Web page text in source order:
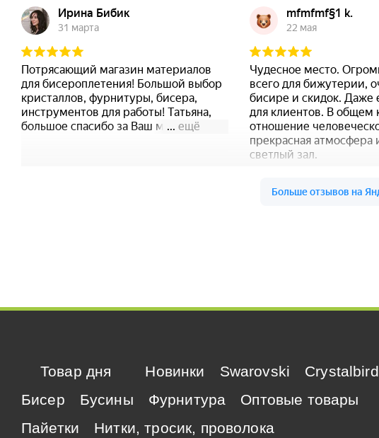
Товар дня Новинки Swarovski
Crystalbird
Бисер
Бусины Фурнитура
Оптовые товары
Пайетки
Нитки, тросик, проволока